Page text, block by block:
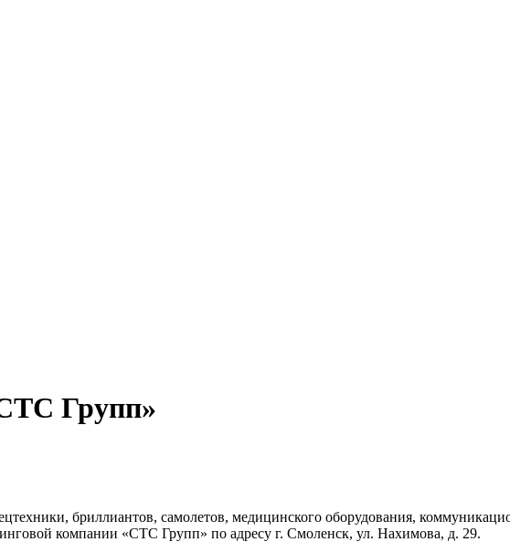
Групп»
бриллиантов, самолетов, медицинского оборудования,
компании «СТС Групп» по адресу г. Смоленск, ул. Нахимова, д. 29.